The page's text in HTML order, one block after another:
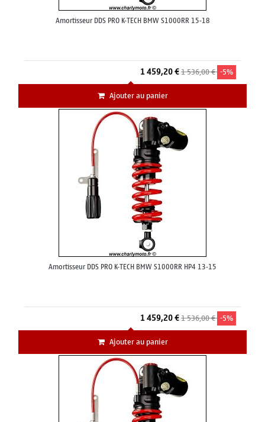
Amortisseur DDS PRO K-TECH BMW S1000RR 15-18
1 459,20 €1 536,00 € -5%
Ajouter au panier
Amortisseur DDS PRO K-TECH BMW S1000RR HP4 13-15
1 459,20 €1 536,00 € -5%
Ajouter au panier